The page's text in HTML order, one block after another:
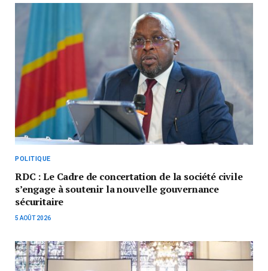
POLITIQUE
RDC : Le Cadre de concertation de la société civile
s’engage à soutenir la nouvelle gouvernance
sécuritaire
5 AOÛT 2026